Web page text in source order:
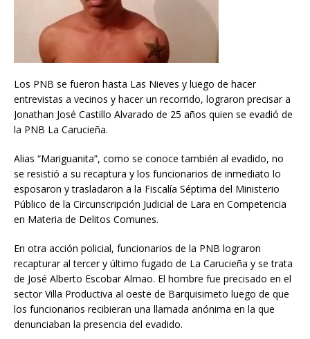
Los PNB se fueron hasta Las Nieves y luego de hacer
entrevistas a vecinos y hacer un recorrido, lograron precisar a
Jonathan José Castillo Alvarado de 25 años quien se evadió de
la PNB La Carucieña.
Alias “Mariguanita”, como se conoce también al evadido, no
se resistió a su recaptura y los funcionarios de inmediato lo
esposaron y trasladaron a la Fiscalía Séptima del Ministerio
Público de la Circunscripción Judicial de Lara en Competencia
en Materia de Delitos Comunes.
En otra acción policial, funcionarios de la PNB lograron
recapturar al tercer y último fugado de La Carucieña y se trata
de José Alberto Escobar Almao. El hombre fue precisado en el
sector Villa Productiva al oeste de Barquisimeto luego de que
los funcionarios recibieran una llamada anónima en la que
denunciaban la presencia del evadido.